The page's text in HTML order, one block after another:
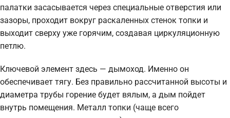
палатки засасывается через специальные отверстия или
зазоры, проходит вокруг раскаленных стенок топки и
выходит сверху уже горячим, создавая циркуляционную
петлю.
Ключевой элемент здесь — дымоход. Именно он
обеспечивает тягу. Без правильно рассчитанной высоты и
диаметра трубы горение будет вялым, а дым пойдет
внутрь помещения. Металл топки (чаще всего